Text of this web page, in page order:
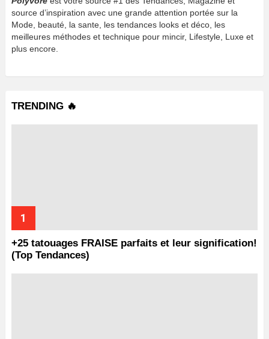
source d’inspiration avec une grande attention portée sur la
Mode, beauté, la sante, les tendances looks et déco, les
meilleures méthodes et technique pour mincir, Lifestyle, Luxe et
plus encore.
TRENDING 🔥
+25 tatouages ​​FRAISE parfaits et leur signification!
(Top Tendances)